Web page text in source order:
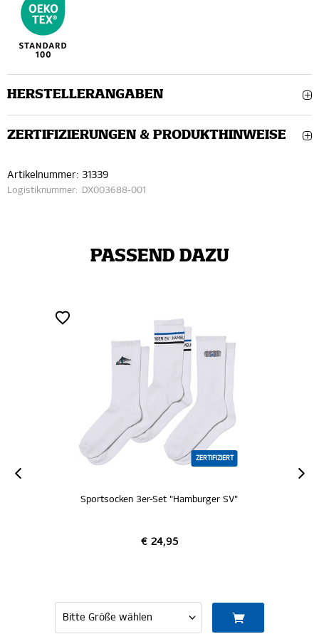
HERSTELLERANGABEN
ZERTIFIZIERUNGEN & PRODUKTHINWEISE
Artikelnummer: 31339
Logistiknummer: DX003688-001
PASSEND DAZU
ZERTIFIZIERT
3er-Set "Hamburger SV"